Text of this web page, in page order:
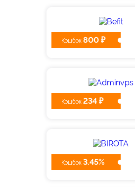
Кэшбэк 800 ₽
Кэшбэк 234 ₽
Кэшбэк 3.45%